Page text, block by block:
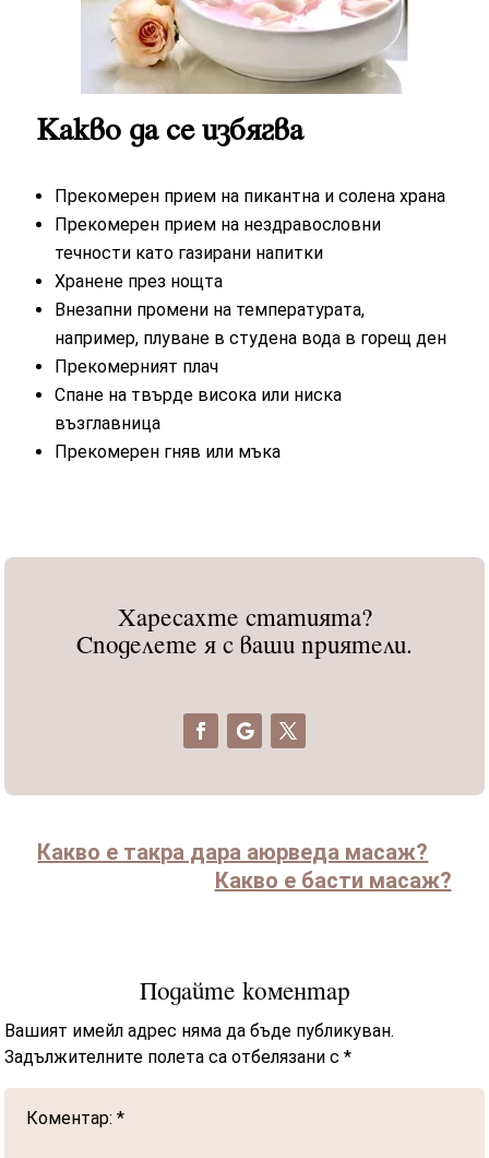
Какво да се избягва
Прекомерен прием на пикантна и солена храна
Прекомерен прием на нездравословни
течности като газирани напитки
Хранене през нощта
Внезапни промени на температурата,
например, плуване в студена вода в горещ ден
Прекомерният плач
Спане на твърде висока или ниска
възглавница
Прекомерен гняв или мъка
Харесахте статията?
Споделете я с ваши приятели.
Какво е такра дара аюрведа масаж?
Какво е басти масаж?
Подайте коментар
Вашият имейл адрес няма да бъде публикуван.
Задължителните полета са отбелязани с*